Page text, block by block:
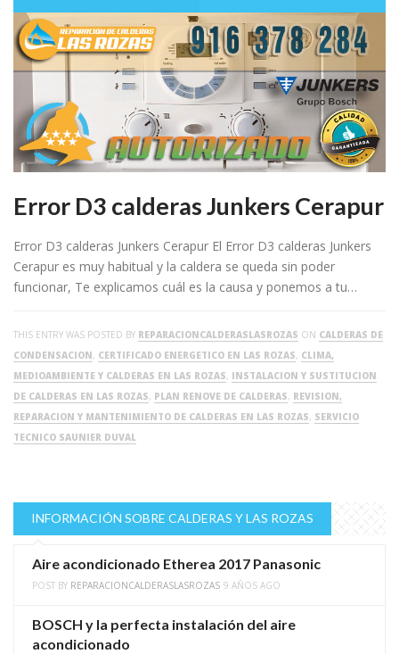
Error D3 calderas Junkers Cerapur
Error D3 calderas Junkers Cerapur El Error D3 calderas Junkers
Cerapur es muy habitual y la caldera se queda sin poder
funcionar, Te explicamos cuál es la causa y ponemos a tu…
THIS ENTRY WAS POSTED BY REPARACIONCALDERASLASROZAS ON CALDERAS DE
CONDENSACION, CERTIFICADO ENERGETICO EN LAS ROZAS, CLIMA,
MEDIOAMBIENTE Y CALDERAS EN LAS ROZAS, INSTALACION Y SUSTITUCION
DE CALDERAS EN LAS ROZAS, PLAN RENOVE DE CALDERAS, REVISION,
REPARACION Y MANTENIMIENTO DE CALDERAS EN LAS ROZAS, SERVICIO
TECNICO SAUNIER DUVAL
INFORMACIÓN SOBRE CALDERAS Y LAS ROZAS
Aire acondicionado Etherea 2017 Panasonic
POST BY REPARACIONCALDERASLASROZAS 9 AÑOS AGO
BOSCH y la perfecta instalación del aire
acondicionado